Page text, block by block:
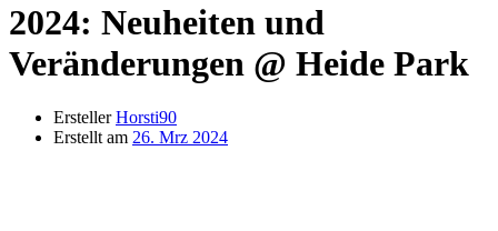
2024: Neuheiten und
Veränderungen @ Heide Park
Ersteller Horsti90
Erstellt am 26. Mrz 2024